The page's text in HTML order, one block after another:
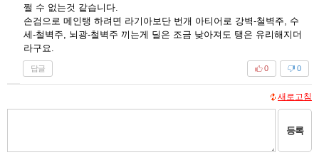
쩔 수 없는것 같습니다.
손검으로 메인탱 하려면 라기아보단 번개 아티어로 강벽-철벽주, 수
세-철벽주, 뇌광-철벽주 끼는게 딜은 조금 낮아져도 탱은 유리해지더
라구요.
답글 0
0
새로고침
등록